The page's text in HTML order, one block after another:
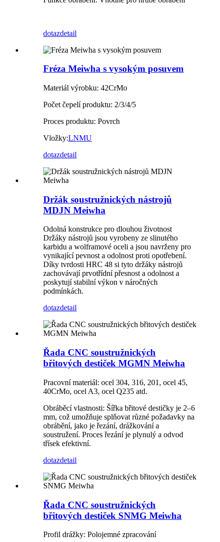
dotazdetail
Fréza Meiwha s vysokým posuvem
Materiál výrobku: 42CrMo
Počet čepelí produktu: 2/3/4/5
Proces produktu: Povrch
Vložky:LNMU
dotazdetail
Držák soustružnických nástrojů
MDJN Meiwha
Odolná konstrukce pro dlouhou životnost
Držáky nástrojů jsou vyrobeny ze slinutého
karbidu a wolframové oceli a jsou navrženy pro
vynikající pevnost a odolnost proti opotřebení.
Díky tvrdosti HRC 48 si tyto držáky nástrojů
zachovávají prvotřídní přesnost a odolnost a
poskytují stabilní výkon v náročných
podmínkách.
dotazdetail
Řada CNC soustružnických
břitových destiček MGMN Meiwha
Pracovní materiál: ocel 304, 316, 201, ocel 45,
40CrMo, ocel A3, ocel Q235 atd.
Obráběcí vlastnosti: Šířka břitové destičky je 2–6
mm, což umožňuje splňovat různé požadavky na
obrábění, jako je řezání, drážkování a
soustružení. Proces řezání je plynulý a odvod
třísek efektivní.
dotazdetail
Řada CNC soustružnických
břitových destiček SNMG Meiwha
Profil drážky: Polojemné zpracování